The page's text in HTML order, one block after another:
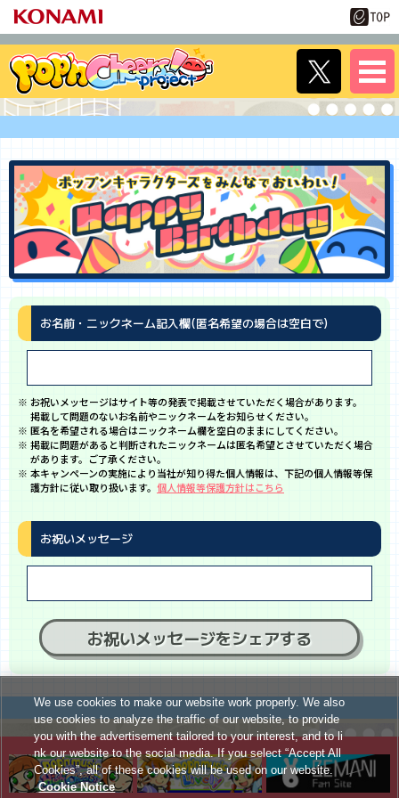
お名前・ニックネーム記入欄(匿名希望の場合は空白で)
お祝いメッセージはサイト等の発表で掲載させていただく場合があります。
掲載して問題のないお名前やニックネームをお知らせください。
匿名を希望される場合はニックネーム欄を空白のままにしてください。
掲載に問題があると判断されたニックネームは匿名希望とさせていただく場合
があります。ご了承ください。
本キャンペーンの実施により当社が知り得た個人情報は、下記の個人情報等保
護方針に従い取り扱います。 個人情報等保護方針はこちら
お祝いメッセージ
お祝いメッセージをシェアする
We use cookies to make our website work properly. We also
use cookies to analyze the traffic of our website, to provide
you with the advertisement tailored to your interest, and to li
nk our website to the social media. If you select “Accept All
Cookies”, all of these cookies will be used on our website.
Cookie Notice